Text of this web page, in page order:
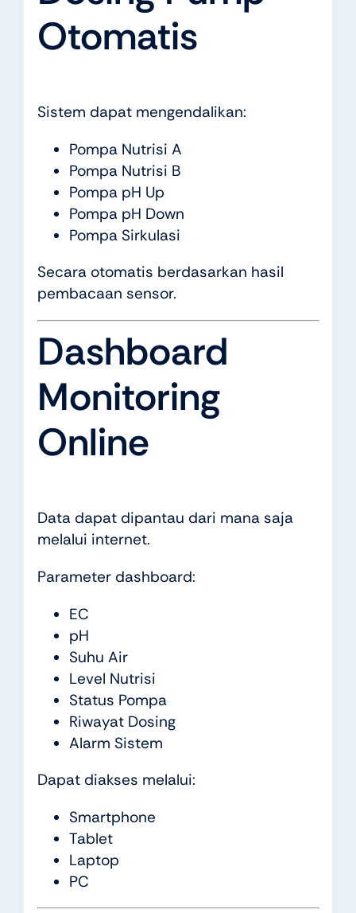
Otomatis
Sistem dapat mengendalikan:
Pompa Nutrisi A
Pompa Nutrisi B
Pompa pH Up
Pompa pH Down
Pompa Sirkulasi
Secara otomatis berdasarkan hasil
pembacaan sensor.
Dashboard
Monitoring
Online
Data dapat dipantau dari mana saja
melalui internet.
Parameter dashboard:
EC
pH
Suhu Air
Level Nutrisi
Status Pompa
Riwayat Dosing
Alarm Sistem
Dapat diakses melalui:
Smartphone
Tablet
Laptop
PC